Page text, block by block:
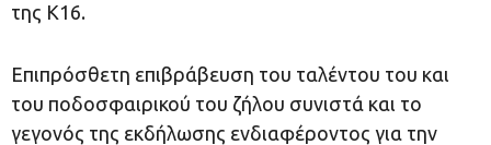
της Κ16.
Επιπρόσθετη επιβράβευση του ταλέντου του και
του ποδοσφαιρικού του ζήλου συνιστά και το
γεγονός της εκδήλωσης ενδιαφέροντος για την